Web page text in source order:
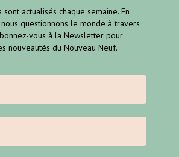
actualisés chaque semaine. En
questionnons le monde à travers
vous à la Newsletter pour
nouveautés du Nouveau Neuf.